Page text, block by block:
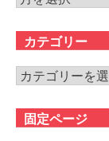
カ
イ
ブ
カテゴリー
カ
ゴ
リ
固定ページ